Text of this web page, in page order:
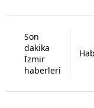
Son
dakika
İzmir
haberleri